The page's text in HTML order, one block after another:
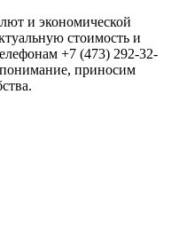
и экономической
стоимость и
+7 (473) 292-32-
приносим